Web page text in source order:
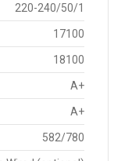
220-240/50/1
17100
18100
A+
A+
582/780